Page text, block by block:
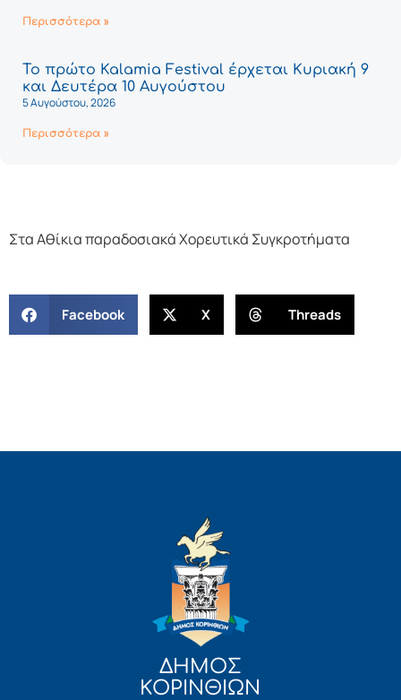
Περισσότερα »
Το πρώτο Kalamia Festival έρχεται Κυριακή 9
και Δευτέρα 10 Αυγούστου
5 Αυγούστου, 2026
Περισσότερα »
Στα Αθίκια παραδοσιακά Χορευτικά Συγκροτήματα
Facebook X Threads
ΔΗΜΟΣ
ΚΟΡΙΝΘΙΩΝ